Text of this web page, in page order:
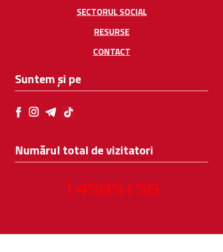
SECTORUL SOCIAL
RESURSE
CONTACT
Suntem și pe
Numărul total de vizitatori